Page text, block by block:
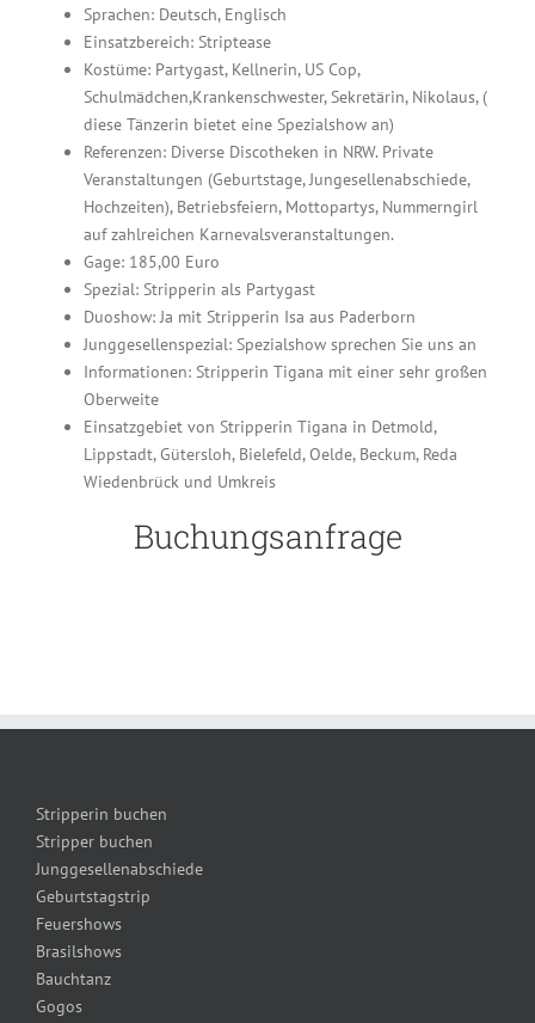
Sprachen: Deutsch, Englisch
Einsatzbereich: Striptease
Kostüme: Partygast, Kellnerin, US Cop,
Schulmädchen,Krankenschwester, Sekretärin, Nikolaus, (
diese Tänzerin bietet eine Spezialshow an)
Referenzen: Diverse Discotheken in NRW. Private
Veranstaltungen (Geburtstage, Jungesellenabschiede,
Hochzeiten), Betriebsfeiern, Mottopartys, Nummerngirl
auf zahlreichen Karnevalsveranstaltungen.
Gage: 185,00 Euro
Spezial: Stripperin als Partygast
Duoshow: Ja mit Stripperin Isa aus Paderborn
Junggesellenspezial: Spezialshow sprechen Sie uns an
Informationen: Stripperin Tigana mit einer sehr großen
Oberweite
Einsatzgebiet von Stripperin Tigana in Detmold,
Lippstadt, Gütersloh, Bielefeld, Oelde, Beckum, Reda
Wiedenbrück und Umkreis
Buchungsanfrage
Stripperin buchen
Stripper buchen
Junggesellenabschiede
Geburtstagstrip
Feuershows
Brasilshows
Bauchtanz
Gogos